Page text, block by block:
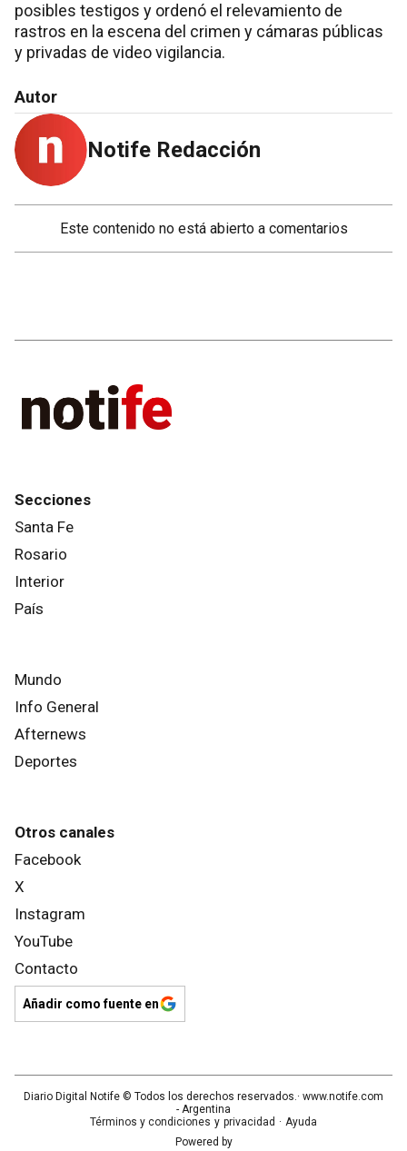
posibles testigos y ordenó el relevamiento de
rastros en la escena del crimen y cámaras públicas
y privadas de video vigilancia.
Autor
Notife Redacción
Este contenido no está abierto a comentarios
Secciones
Santa Fe
Rosario
Interior
País
Mundo
Info General
Afternews
Deportes
Otros canales
Facebook
X
Instagram
YouTube
Contacto
Añadir como fuente en
Diario Digital Notife © Todos los derechos reservados.· www.notife.com
- Argentina
Términos y condiciones y privacidad · Ayuda
Powered by